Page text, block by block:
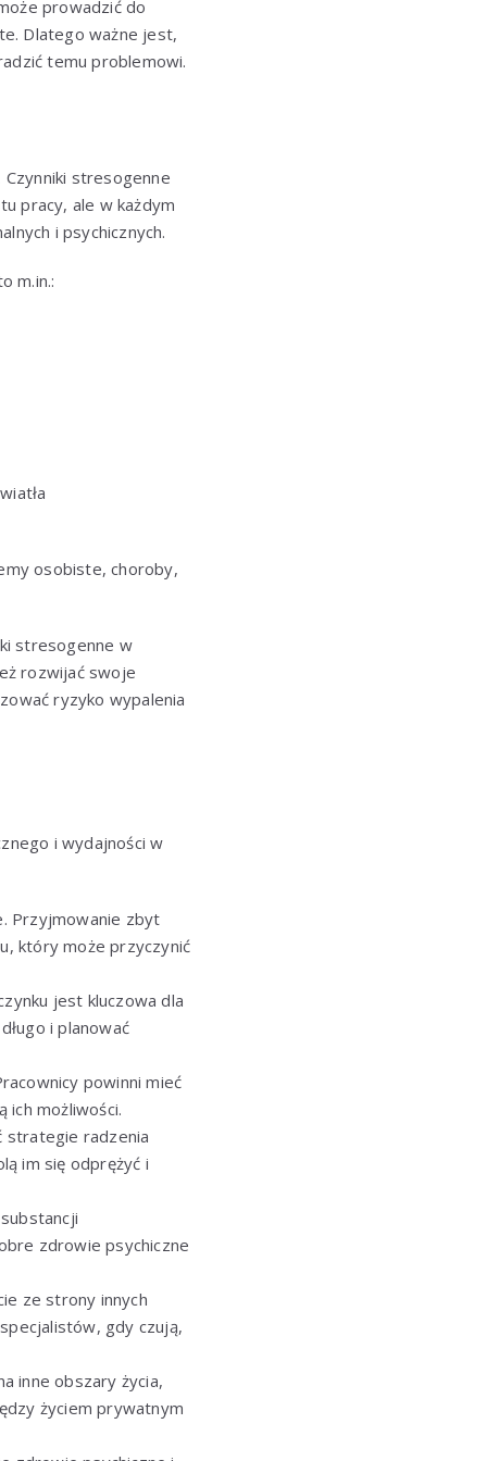
prowadzić do
Dlatego ważne jest,
temu problemowi.
stresogenne
pracy, ale w każdym
i psychicznych.
m.in.:
osobiste, choroby,
stresogenne w
rozwijać swoje
ryzyko wypalenia
i wydajności w
Przyjmowanie zbyt
który może przyczynić
jest kluczowa dla
i planować
powinni mieć
ich możliwości.
strategie radzenia
im się odprężyć i
zdrowie psychiczne
ze strony innych
gdy czują,
inne obszary życia,
życiem prywatnym